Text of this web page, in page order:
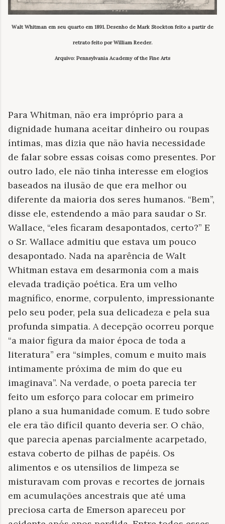
Walt Whitman em seu quarto em 1891. Desenho de Mark Stockton feito a partir de
retrato feito por William Reeder.
Arquivo: Pennsylvania Academy of the Fine Arts
Para Whitman, não era impróprio para a
dignidade humana aceitar dinheiro ou roupas
íntimas, mas dizia que não havia necessidade
de falar sobre essas coisas como presentes. Por
outro lado, ele não tinha interesse em elogios
baseados na ilusão de que era melhor ou
diferente da maioria dos seres humanos. “Bem”,
disse ele, estendendo a mão para saudar o Sr.
Wallace, “eles ficaram desapontados, certo?” E
o Sr. Wallace admitiu que estava um pouco
desapontado. Nada na aparência de Walt
Whitman estava em desarmonia com a mais
elevada tradição poética. Era um velho
magnífico, enorme, corpulento, impressionante
pelo seu poder, pela sua delicadeza e pela sua
profunda simpatia. A decepção ocorreu porque
“a maior figura da maior época de toda a
literatura” era “simples, comum e muito mais
intimamente próxima de mim do que eu
imaginava”. Na verdade, o poeta parecia ter
feito um esforço para colocar em primeiro
plano a sua humanidade comum. E tudo sobre
ele era tão difícil quanto deveria ser. O chão,
que parecia apenas parcialmente acarpetado,
estava coberto de pilhas de papéis. Os
alimentos e os utensílios de limpeza se
misturavam com provas e recortes de jornais
em acumulações ancestrais que até uma
preciosa carta de Emerson apareceu por